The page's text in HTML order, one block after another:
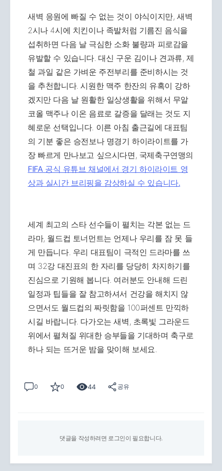
새벽 응원에 빠질 수 없는 것이 야식이지만, 새벽
2시나 4시에 치킨이나 족발처럼 기름진 음식을
섭취하면 다음 날 극심한 소화 불량과 피로감을
유발할 수 있습니다. 대신 구운 김이나 견과류, 제
철 과일 같은 가벼운 주전부리를 준비하시는 것
을 추천합니다. 시원한 맥주 한잔의 유혹이 강하
겠지만 다음 날 원활한 일상생활을 위해서 무알
코올 맥주나 이온 음료로 갈증을 달래는 것도 지
혜로운 선택입니다. 이른 아침 출근길에 대표팀
의 기분 좋은 승전보나 명경기 하이라이트를 가
장 빠르게 만나보고 싶으시다면, 국제축구연맹의
FIFA 공식 유튜브 채널에서 경기 하이라이트 영
상과 실시간 브리핑을 감상하실 수 있습니다.
세계 최고의 스타 선수들이 펼치는 각본 없는 드
라마, 월드컵 토너먼트는 언제나 우리를 잠 못 들
게 만듭니다. 우리 대표팀이 극적인 드라마를 쓰
며 32강 대진표의 한 자리를 당당히 차지하기를
진심으로 기원해 봅니다. 여러분도 안내해 드린
일정과 팁들을 잘 참고하셔서 건강을 해치지 않
으면서도 월드컵의 짜릿함을 100퍼센트 만끽하
시길 바랍니다. 다가오는 새벽, 초록빛 그라운드
위에서 펼쳐질 위대한 승부들을 기대하며 축구로
하나 되는 뜨거운 밤을 맞이해 보세요.
0 0 44 공유
댓글을 작성하려면 로그인이 필요합니다.